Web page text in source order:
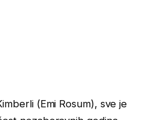
(Emi Rosum), sve je